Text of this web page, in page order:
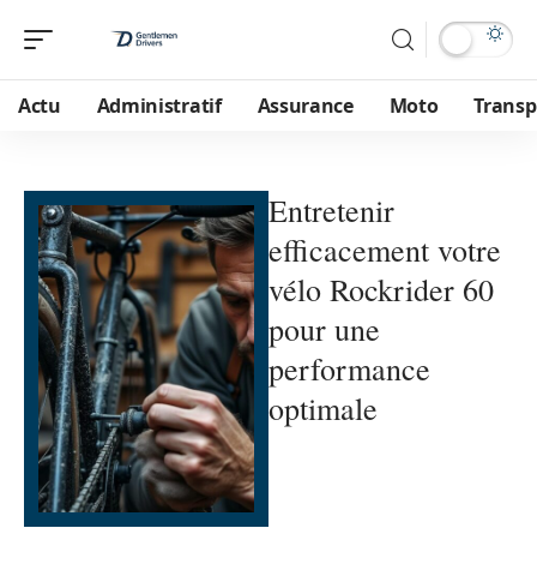
Actu Administratif Assurance Moto
Entretenir
efficacement votre
vélo Rockrider 60
pour une
performance
optimale